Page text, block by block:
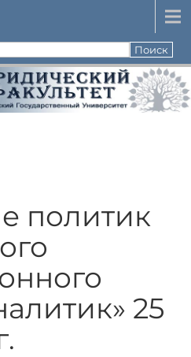
политик
25